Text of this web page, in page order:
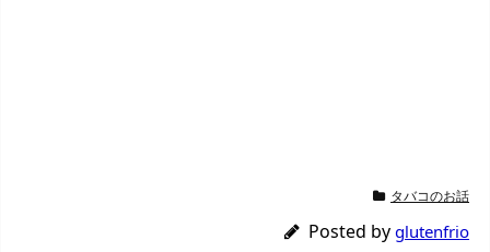
タバコのお話
Posted by glutenfrio